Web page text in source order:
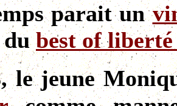
parait un
dubest of
le jeune